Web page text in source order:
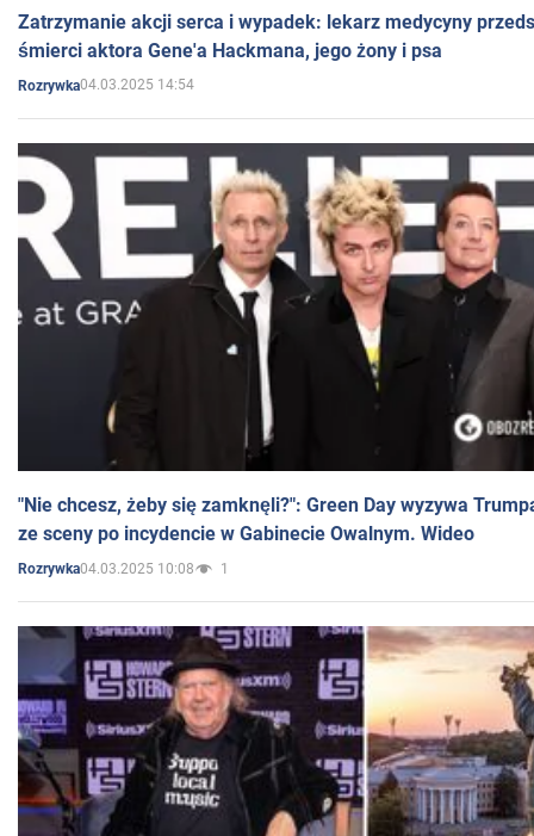
Zatrzymanie akcji serca i wypadek: lekarz medycyny
śmierci aktora Gene'a Hackmana, jego żony i psa
Rozrywka04.03.2025 14:54
"Nie chcesz, żeby się zamknęli?": Green Day wyzywa
ze sceny po incydencie w Gabinecie Owalnym. Wideo
Rozrywka04.03.2025 10:08 1